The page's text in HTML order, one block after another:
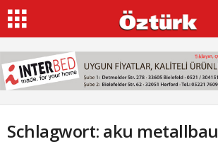
Schlagwort: aku metallbau